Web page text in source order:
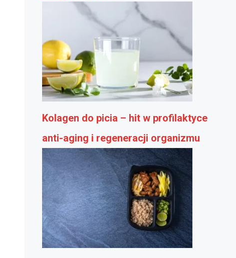
Kolagen do picia – hit w profilaktyce
anti-aging i regeneracji organizmu